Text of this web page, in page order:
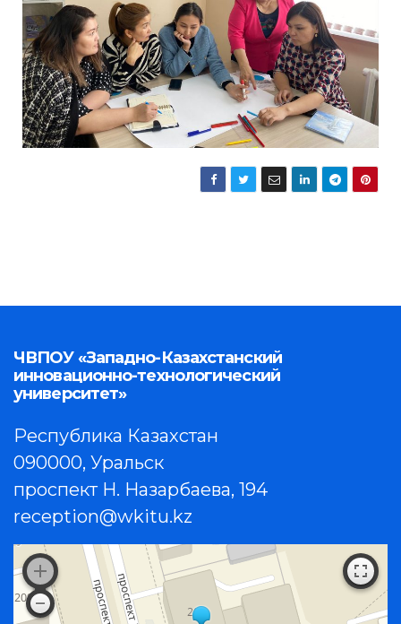
ЧВПОУ «Западно-Казахстанский
инновационно-технологический
университет»
Республика Казахстан
090000, Уральск
проспект Н. Назарбаева, 194
reception@wkitu.kz